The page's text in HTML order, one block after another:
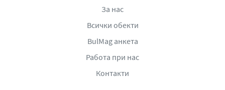
За нас
Всички обекти
BulMag анкета
Работа при нас
Контакти